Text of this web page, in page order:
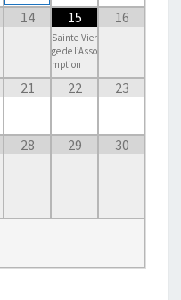
14 15
Sainte-Vier
ge de l’Asso
mption
16
21 22 23
28 29 30